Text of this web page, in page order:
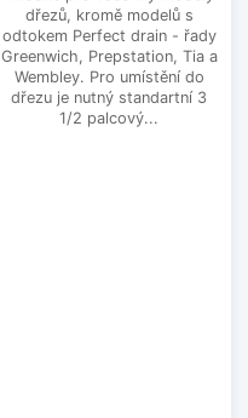
dřezů, kromě modelů s
odtokem Perfect drain - řady
Greenwich, Prepstation, Tia a
Wembley. Pro umístění do
dřezu je nutný standartní 3
1/2 palcový...